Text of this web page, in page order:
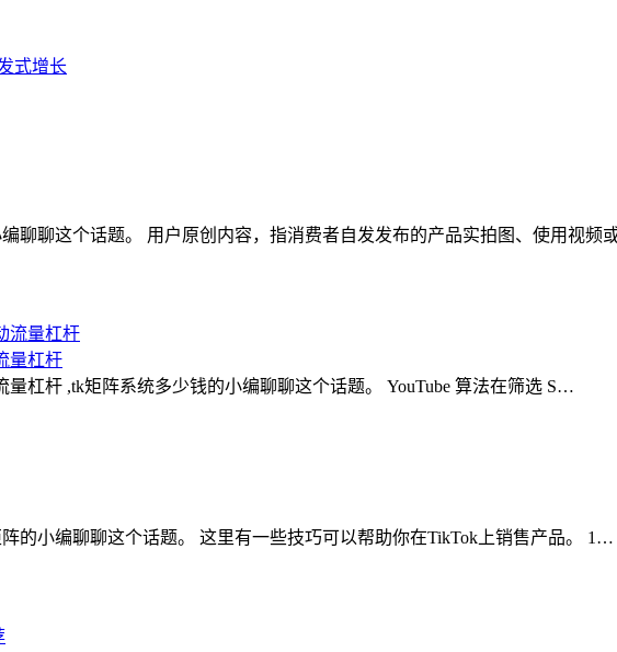
式增长
聊聊这个话题。 用户原创内容，指消费者自发发布的产品实拍图、使用视频
量杠杆
量杠杆 ,tk矩阵系统多少钱的小编聊聊这个话题。 YouTube 算法在筛选 S…
的小编聊聊这个话题。 这里有一些技巧可以帮助你在TikTok上销售产品。 1…